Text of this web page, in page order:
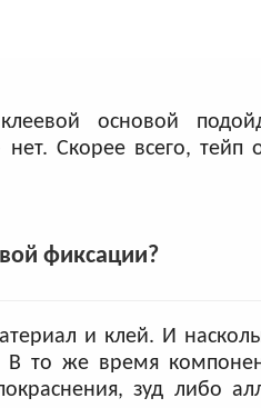
основой
Скорее всего, тейп
фиксации?
и клей. И
В то же время
зуд либо